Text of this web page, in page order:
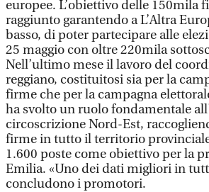
europee. L’obiettivo delle 150mila
raggiunto garantendo a L’Altra
basso, di poter partecipare alle
25 maggio con oltre 220mila
Nell’ultimo mese il lavoro del
reggiano, costituitosi sia per la
firme che per la campagna
ha svolto un ruolo fondamentale
circoscrizione Nord-Est,
firme in tutto il territorio
1.600 poste come obiettivo per la
Emilia. «Uno dei dati migliori in
concludono i promotori.